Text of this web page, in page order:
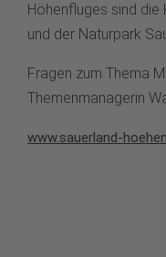
Höhenfluges sind die
und der Naturpark
Fragen zum Thema
Themenmanagerin
www.sauerland-